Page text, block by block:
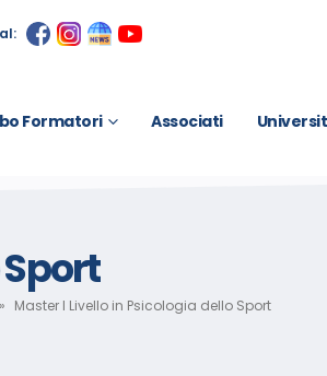
Formatori Associati
» Master I Livello in Psicologia dello Sport